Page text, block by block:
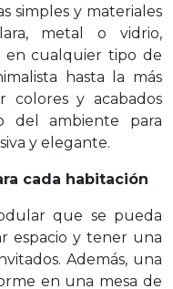
simples y materiales
metal o vidrio,
en cualquier tipo de
hasta la más
colores y acabados
del ambiente para
y elegante.
cada habitación
que se pueda
espacio y tener una
Además, una
en una mesa de